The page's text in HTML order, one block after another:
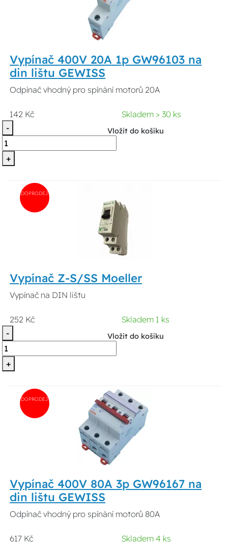
Vypínač 400V 20A 1p GW96103 na
din lištu GEWISS
Odpínač vhodný pro spínání motorů 20A
142 Kč
Skladem > 30 ks
-
+
Vložit do košíku
DOPRODEJ
Vypínač Z-S/SS Moeller
Vypínač na DIN lištu
252 Kč
Skladem 1 ks
-
+
Vložit do košíku
DOPRODEJ
Vypínač 400V 80A 3p GW96167 na
din lištu GEWISS
Odpínač vhodný pro spínání motorů 80A
617 Kč
Skladem 4 ks